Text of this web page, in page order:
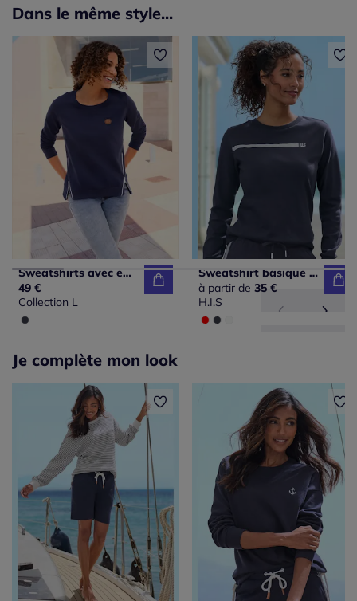
Dans le même style...
Sweatshirts avec empiècement synthétique et glissières argentées
49 €
Collection L
Sweatshirt basique à encolure ronde avec logo imprimé et manches longues
à partir de 35 €
H.I.S
Je complète mon look